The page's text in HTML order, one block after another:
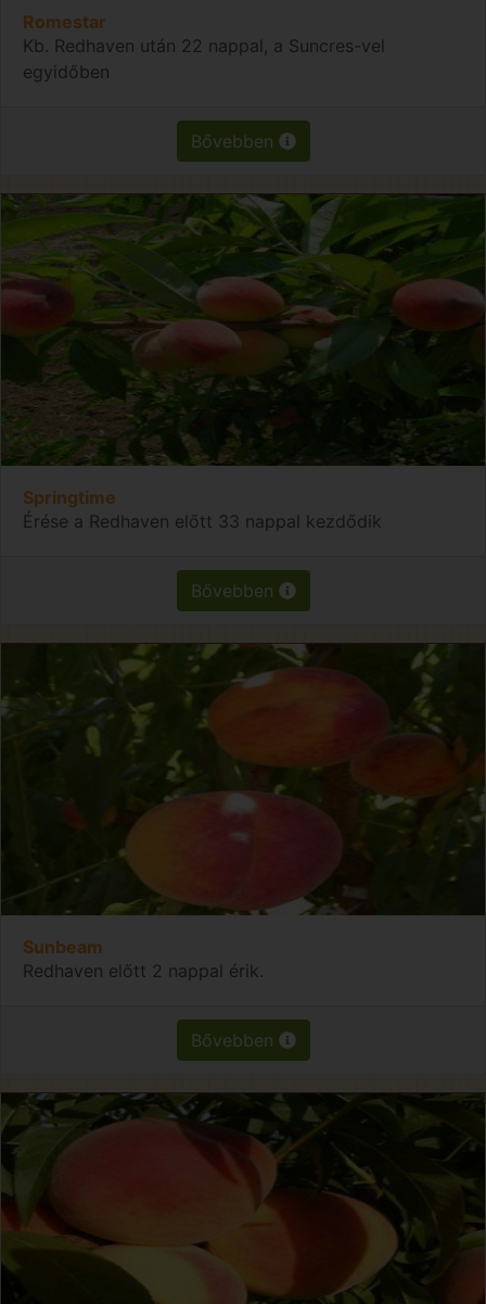
Romestar
Kb. Redhaven után 22 nappal, a Suncres-vel
egyidőben
Bővebben
Springtime
Érése a Redhaven előtt 33 nappal kezdődik
Bővebben
Sunbeam
Redhaven előtt 2 nappal érik.
Bővebben